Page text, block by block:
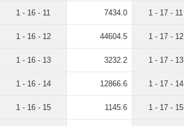
1 - 16 - 11 7434.0
1 - 16 - 12 44604.5
1 - 16 - 13 3232.2
1 - 16 - 14 12866.6
1 - 16 - 15 1145.6
1 - 17 - 11
1 - 17 - 12
1 - 17 - 13
1 - 17 - 14
1 - 17 - 15